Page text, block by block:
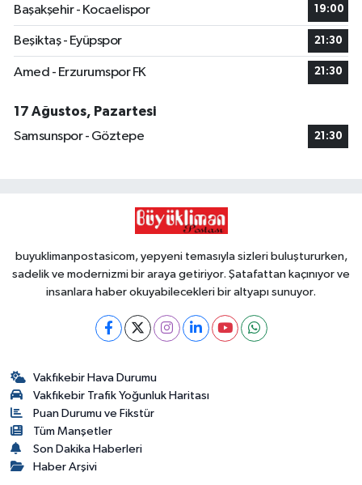
Başakşehir - Kocaelispor
19:00
Beşiktaş - Eyüpspor 21:30
Amed - Erzurumspor FK 21:30
17 Ağustos, Pazartesi
Samsunspor - Göztepe
21:30
buyuklimanpostasicom, yepyeni temasıyla sizleri buluştururken,
sadelik ve modernizmi bir araya getiriyor. Şatafattan kaçınıyor ve
insanlara haber okuyabilecekleri bir altyapı sunuyor.
Vakfıkebir Hava Durumu
Vakfıkebir Trafik Yoğunluk Haritası
Puan Durumu ve Fikstür
Tüm Manşetler
Son Dakika Haberleri
Haber Arşivi